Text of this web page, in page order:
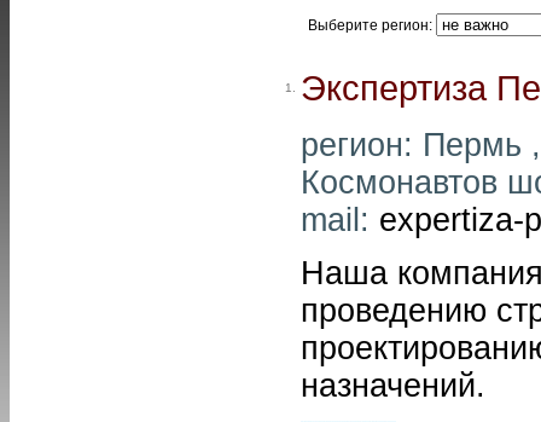
Выберите регион:
1. Экспертиза
регион: Пермь
Космонавтов
mail: expertiza-
Наша компания
проведению
назначений.